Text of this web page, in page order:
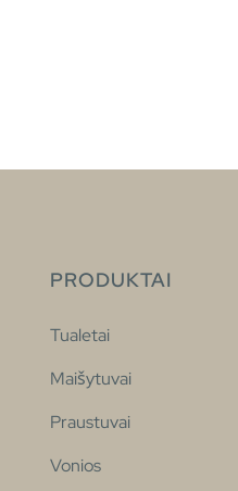
PRODUKTAI
Tualetai
Maišytuvai
Praustuvai
Vonios